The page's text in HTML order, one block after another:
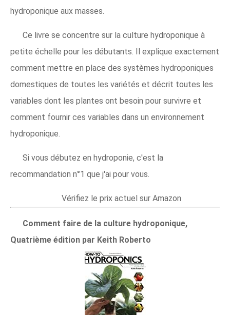
hydroponique aux masses.
Ce livre se concentre sur la culture hydroponique à
petite échelle pour les débutants. Il explique exactement
comment mettre en place des systèmes hydroponiques
domestiques de toutes les variétés et décrit toutes les
variables dont les plantes ont besoin pour survivre et
comment fournir ces variables dans un environnement
hydroponique.
Si vous débutez en hydroponie, c'est la
recommandation n°1 que j'ai pour vous.​
Vérifiez le prix actuel sur Amazon
Comment faire de la culture hydroponique,
Quatrième édition par Keith Roberto